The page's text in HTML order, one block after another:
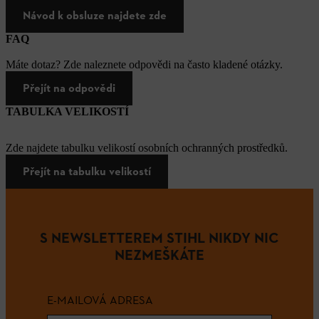
Návod k obsluze najdete zde
FAQ
Máte dotaz? Zde naleznete odpovědi na často kladené otázky.
Přejít na odpovědi
TABULKA VELIKOSTÍ
Zde najdete tabulku velikostí osobních ochranných prostředků.
Přejít na tabulku velikostí
S NEWSLETTEREM STIHL NIKDY NIC
NEZMEŠKÁTE
E-MAILOVÁ ADRESA